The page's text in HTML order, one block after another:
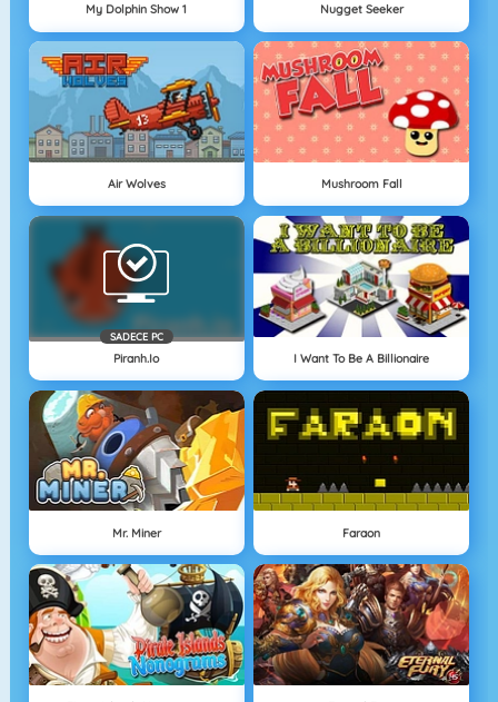
My Dolphin Show 1 Nugget Seeker
Air Wolves Mushroom Fall
SADECE PC
Piranh.io I Want To Be A Billionaire
Mr. Miner Faraon